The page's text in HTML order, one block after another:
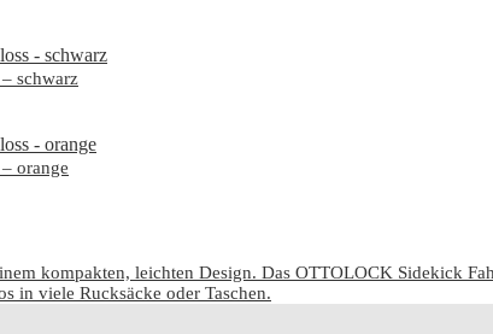
schwarz
orange
kompakten, leichten Design. Das OTTOLOCK Sidekick
in viele Rucksäcke oder Taschen.